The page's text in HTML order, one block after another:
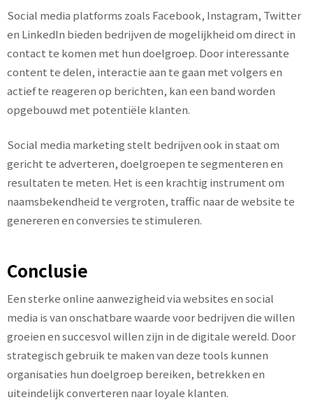
Social media platforms zoals Facebook, Instagram, Twitter
en LinkedIn bieden bedrijven de mogelijkheid om direct in
contact te komen met hun doelgroep. Door interessante
content te delen, interactie aan te gaan met volgers en
actief te reageren op berichten, kan een band worden
opgebouwd met potentiële klanten.
Social media marketing stelt bedrijven ook in staat om
gericht te adverteren, doelgroepen te segmenteren en
resultaten te meten. Het is een krachtig instrument om
naamsbekendheid te vergroten, traffic naar de website te
genereren en conversies te stimuleren.
Conclusie
Een sterke online aanwezigheid via websites en social
media is van onschatbare waarde voor bedrijven die willen
groeien en succesvol willen zijn in de digitale wereld. Door
strategisch gebruik te maken van deze tools kunnen
organisaties hun doelgroep bereiken, betrekken en
uiteindelijk converteren naar loyale klanten.